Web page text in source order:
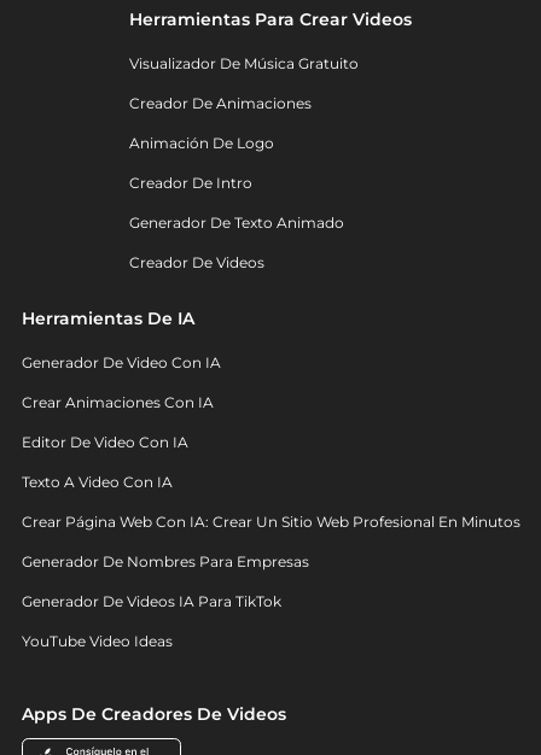
Herramientas Para Crear Videos
Visualizador De Música Gratuito
Creador De Animaciones
Animación De Logo
Creador De Intro
Generador De Texto Animado
Creador De Videos
Herramientas De IA
Generador De Video Con IA
Crear Animaciones Con IA
Editor De Video Con IA
Texto A Video Con IA
Crear Página Web Con IA: Crear Un Sitio Web Profesional En Minutos
Generador De Nombres Para Empresas
Generador De Videos IA Para TikTok
YouTube Video Ideas
Apps De Creadores De Videos